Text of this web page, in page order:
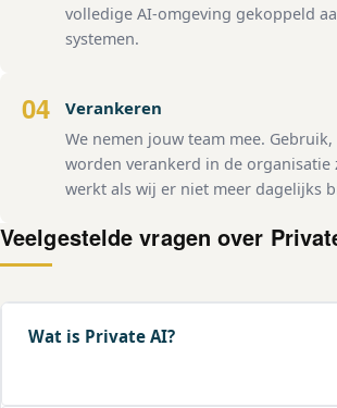
volledige AI-omgeving gekoppeld
systemen.
04 Verankeren
We nemen jouw team mee.
worden verankerd in de organisatie
werkt als wij er niet meer dagelijks
Veelgestelde vragen over
Wat is Private AI?